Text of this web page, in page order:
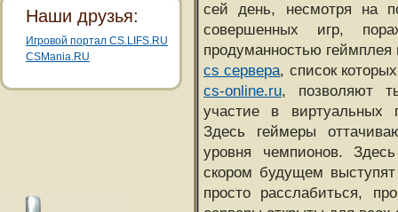
сей день, несмотря на
совершенных игр,
продуманностью
cs сервера, список
cs-online.ru, позволяют
участие в виртуальных
Здесь геймеры
уровня чемпионов.
скором будущем
просто расслабиться,
Наши друзья:
Игровой портал CS.LIFS.RU
CSMania.RU